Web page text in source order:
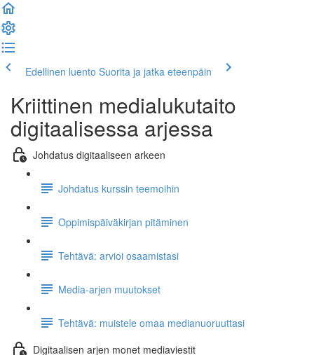
Edellinen luento Suorita ja jatka eteenpäin
Kriittinen medialukutaito
digitaalisessa arjessa
Johdatus digitaaliseen arkeen
Johdatus kurssin teemoihin
Oppimispäiväkirjan pitäminen
Tehtävä: arvioi osaamistasi
Media-arjen muutokset
Tehtävä: muistele omaa medianuoruuttasi
Digitaalisen arjen monet mediaviestit